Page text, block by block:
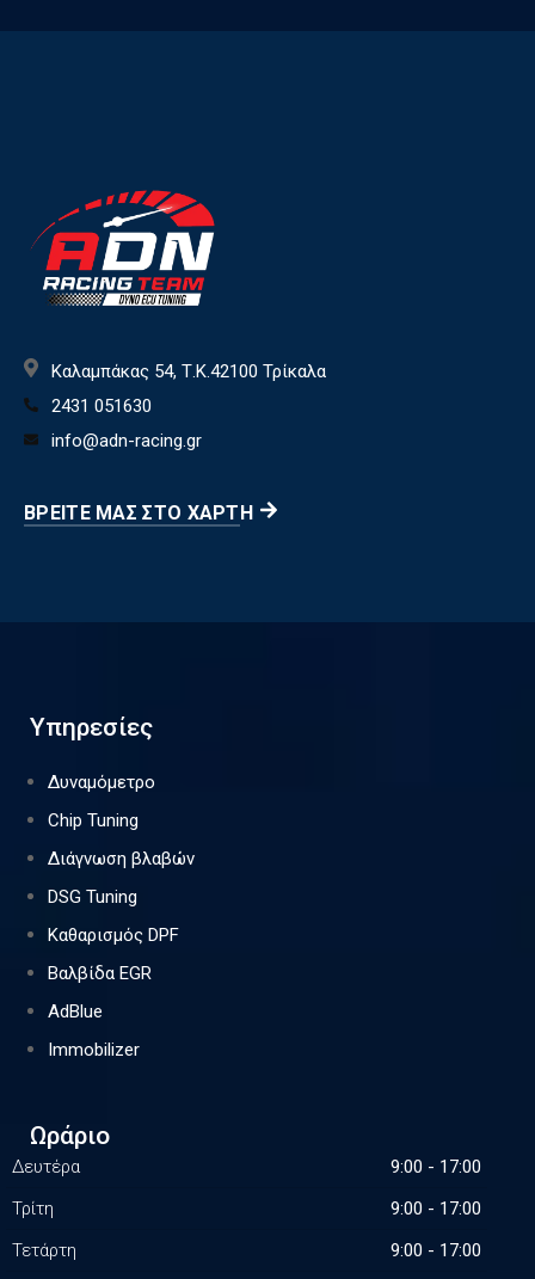
Καλαμπάκας 54, Τ.Κ.42100 Τρίκαλα
2431 051630
info@adn-racing.gr
ΒΡΕΊΤΕ ΜΑΣ ΣΤΟ ΧΆΡΤΗ
Υπηρεσίες
Δυναμόμετρο
Chip Tuning
Διάγνωση βλαβών
DSG Tuning
Καθαρισμός DPF
Βαλβίδα EGR
AdBlue
Immobilizer
Ωράριο
Δευτέρα
9:00 - 17:00
Τρίτη
9:00 - 17:00
Τετάρτη
9:00 - 17:00